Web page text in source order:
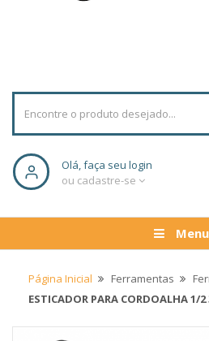
Olá, faça seu login
ou cadastre-se
Menu
Página Inicial Ferramentas
ESTICADOR PARA CORDOALHA 1/2